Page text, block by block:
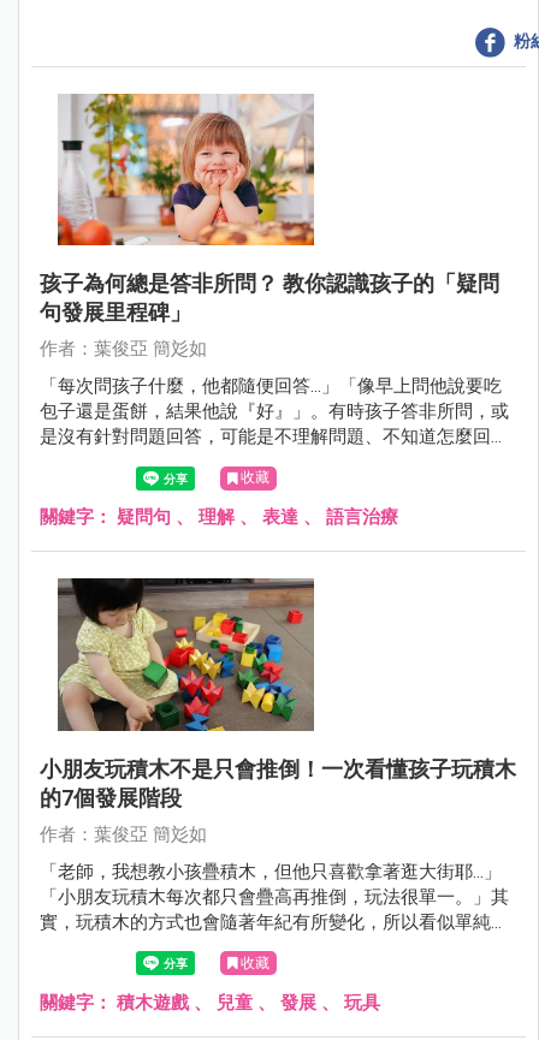
粉
孩子為何總是答非所問？ 教你認識孩子的「疑問
句發展里程碑」
作者：葉俊亞 簡彣如
「每次問孩子什麼，他都隨便回答…」「像早上問他說要吃
包子還是蛋餅，結果他說『好』」。有時孩子答非所問，或
是沒有針對問題回答，可能是不理解問題、不知道怎麼回
應，又或者只是純粹還未達該問句對應發展年齡。究竟孩子
在各年齡階段的疑問句發展里程碑是怎麼樣的呢？
收藏
關鍵字： 疑問句 、 理解、 表達 、 語言治療
小朋友玩積木不是只會推倒！一次看懂孩子玩積木
的7個發展階段
作者：葉俊亞 簡彣如
「老師，我想教小孩疊積木，但他只喜歡拿著逛大街耶…」
「小朋友玩積木每次都只會疊高再推倒，玩法很單一。」其
實，玩積木的方式也會隨著年紀有所變化，所以看似單純在
啃咬、蹂躪積木的寶寶，其實也是依循他們的發展階段在
「遊戲」唷。
收藏
關鍵字： 積木遊戲、 兒童 、 發展 、 玩具